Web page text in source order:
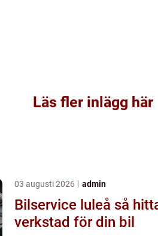
Läs fler inlägg här
03 augusti 2026 admin
Bilservice luleå så hittar du rätt
verkstad för din bil